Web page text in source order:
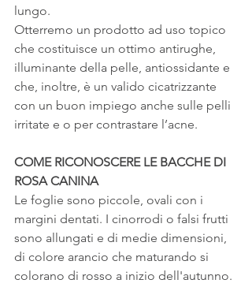
lungo.
Otterremo un prodotto ad uso topico
che costituisce un ottimo antirughe,
illuminante della pelle, antiossidante e
che, inoltre, è un valido cicatrizzante
con un buon impiego anche sulle pelli
irritate e o per contrastare l’acne.
COME RICONOSCERE LE BACCHE DI
ROSA CANINA
Le foglie sono piccole, ovali con i
margini dentati. I cinorrodi o falsi frutti
sono allungati e di medie dimensioni,
di colore arancio che maturando si
colorano di rosso a inizio dell'autunno.